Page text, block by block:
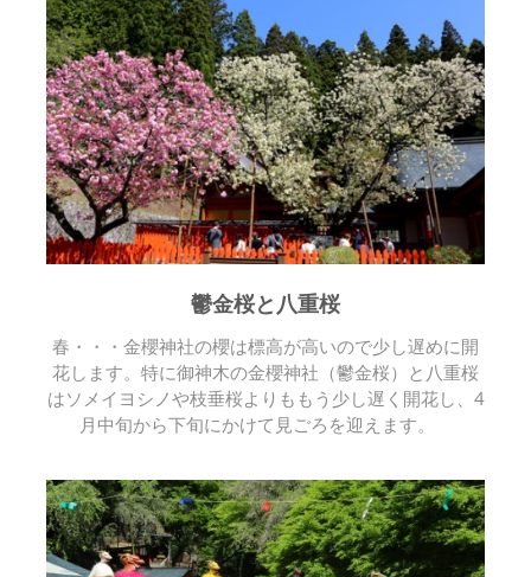
鬱金桜と八重桜
春・・・金櫻神社の櫻は標高が高いので少し遅めに開
花します。特に御神木の金櫻神社（鬱金桜）と八重桜
はソメイヨシノや枝垂桜よりももう少し遅く開花し、4
月中旬から下旬にかけて見ごろを迎えます。